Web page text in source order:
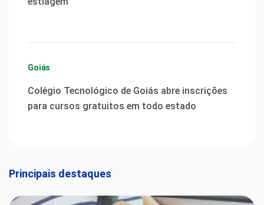
Goiás
Colégio Tecnológico de Goiás abre inscrições
para cursos gratuitos em todo estado
Principais destaques